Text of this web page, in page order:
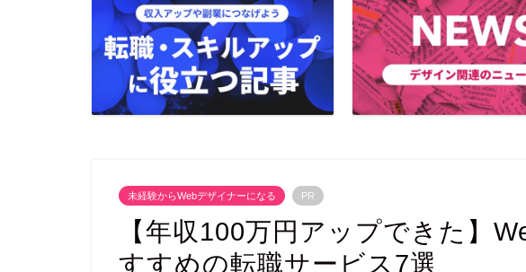
未経験からWebデザイナーになる PR
【年収100万円アップできた】
すすめの転職サービス7選